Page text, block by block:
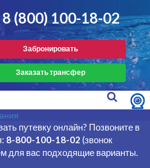
Забронировать
Заказать трансфер
8 (800) 100-18-02
путевку онлайн? Позвоните в
8-800-100-18-02 (звонок
для вас подходящие варианты.